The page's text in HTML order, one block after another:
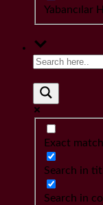
Yabancılar
Exact
Search in
Search in